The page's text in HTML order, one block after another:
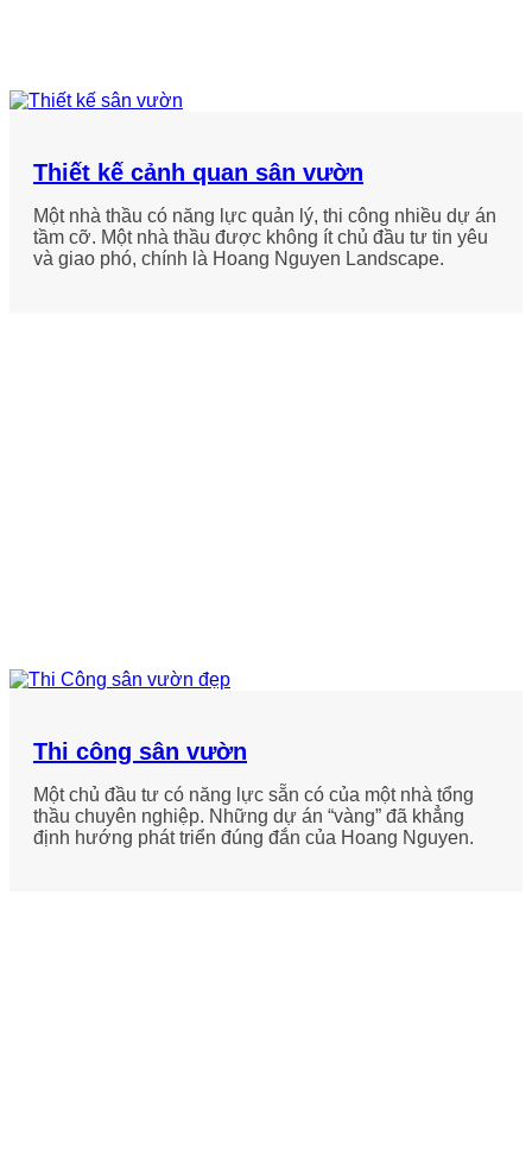
Thiết kế cảnh quan sân vườn
Một nhà thầu có năng lực quản lý, thi công nhiều dự án
tầm cỡ. Một nhà thầu được không ít chủ đầu tư tin yêu
và giao phó, chính là Hoang Nguyen Landscape.
Thi công sân vườn
Một chủ đầu tư có năng lực sẵn có của một nhà tổng
thầu chuyên nghiệp. Những dự án “vàng” đã khẳng
định hướng phát triển đúng đắn của Hoang Nguyen.